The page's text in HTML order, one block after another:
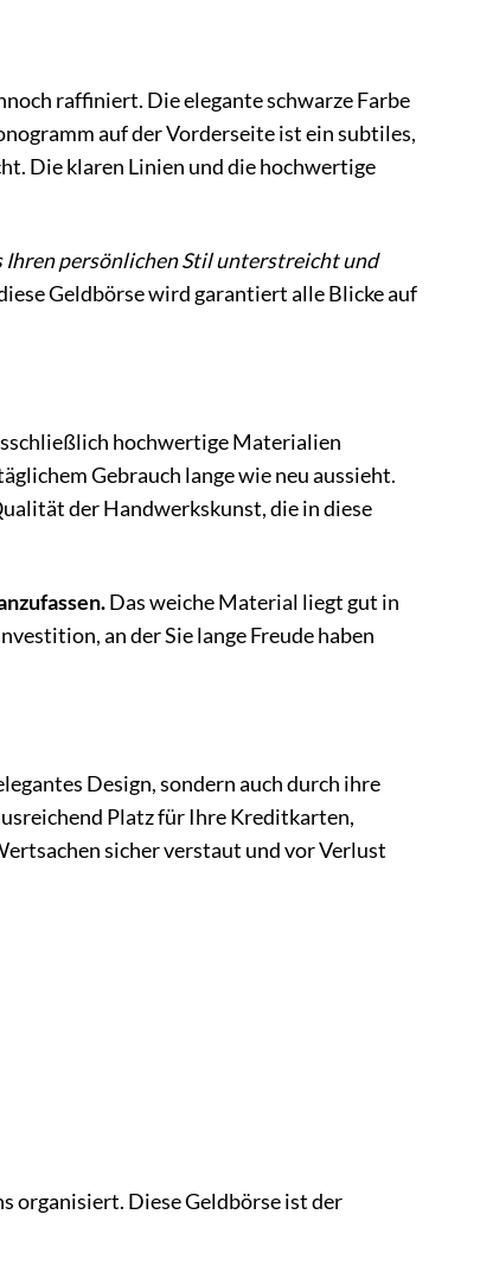
raffiniert. Die elegante schwarze Farbe
auf der Vorderseite ist ein subtiles,
Die klaren Linien und die hochwertige
Ihren persönlichen Stil unterstreicht und
Geldbörse wird garantiert alle Blicke auf
hochwertige Materialien
Gebrauch lange wie neu aussieht.
der Handwerkskunst, die in diese
Das weiche Material liegt gut in
an der Sie lange Freude haben
Design, sondern auch durch ihre
Platz für Ihre Kreditkarten,
sicher verstaut und vor Verlust
organisiert. Diese Geldbörse ist der